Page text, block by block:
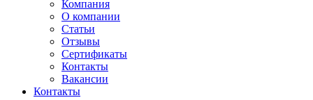
Компания
О компании
Статьи
Отзывы
Сертификаты
Контакты
Вакансии
Контакты